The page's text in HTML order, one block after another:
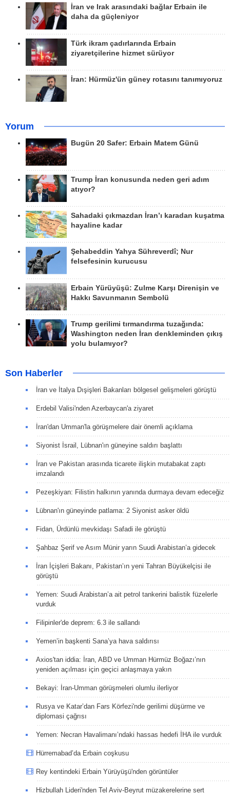
İran ve Irak arasındaki bağlar Erbain ile
daha da güçleniyor
Türk ikram çadırlarında Erbain
ziyaretçilerine hizmet sürüyor
İran: Hürmüz'ün güney rotasını tanımıyoruz
Yorum
Bugün 20 Safer: Erbain Matem Günü
Trump İran konusunda neden geri adım
atıyor?
Sahadaki çıkmazdan İran’ı karadan kuşatma
hayaline kadar
Şehabeddin Yahya Sühreverdî; Nur
felsefesinin kurucusu
Erbain Yürüyüşü: Zulme Karşı Direnişin ve
Hakkı Savunmanın Sembolü
Trump gerilimi tırmandırma tuzağında:
Washington neden İran denkleminden çıkış
yolu bulamıyor?
Son Haberler
İran ve İtalya Dışişleri Bakanları bölgesel gelişmeleri görüştü
Erdebil Valisi'nden Azerbaycan'a ziyaret
İran'dan Umman'la görüşmelere dair önemli açıklama
Siyonist İsrail, Lübnan'ın güneyine saldırı başlattı
İran ve Pakistan arasında ticarete ilişkin mutabakat zaptı
imzalandı
Pezeşkiyan: Filistin halkının yanında durmaya devam edeceğiz
Lübnan'ın güneyinde patlama: 2 Siyonist asker öldü
Fidan, Ürdünlü mevkidaşı Safadi ile görüştü
Şahbaz Şerif ve Asım Münir yarın Suudi Arabistan’a gidecek
İran İçişleri Bakanı, Pakistan’ın yeni Tahran Büyükelçisi ile
görüştü
Yemen: Suudi Arabistan’a ait petrol tankerini balistik füzelerle
vurduk
Filipinler'de deprem: 6.3 ile sallandı
Yemen’in başkenti Sana’ya hava saldırısı
Axios'tan iddia: İran, ABD ve Umman Hürmüz Boğazı’nın
yeniden açılması için geçici anlaşmaya yakın
Bekayi: İran-Umman görüşmeleri olumlu ilerliyor
Rusya ve Katar’dan Fars Körfezi'nde gerilimi düşürme ve
diplomasi çağrısı
Yemen: Necran Havalimanı’ndaki hassas hedefi İHA ile vurduk
Hürremabad’da Erbain coşkusu
Rey kentindeki Erbain Yürüyüşü'nden görüntüler
Hizbullah Lideri'nden Tel Aviv-Beyrut müzakerelerine sert